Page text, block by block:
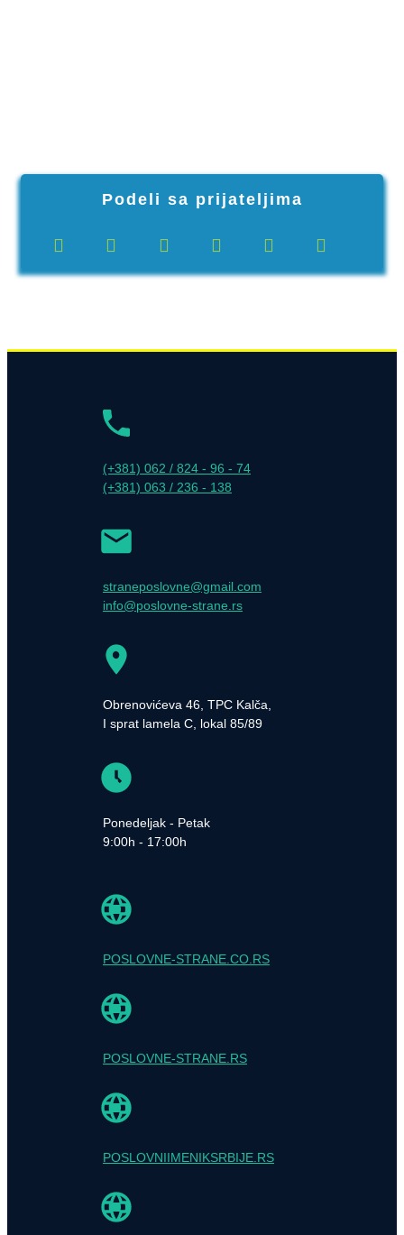
Podeli sa prijateljima
(+381) 062 / 824 - 96 - 74
(+381) 063 / 236 - 138
straneposlovne@gmail.com
info@poslovne-strane.rs
Obrenovićeva 46, TPC Kalča,
I sprat lamela C, lokal 85/89
Ponedeljak - Petak
9:00h - 17:00h
POSLOVNE-STRANE.CO.RS
POSLOVNE-STRANE.RS
POSLOVNIIMENIKSRBIJE.RS